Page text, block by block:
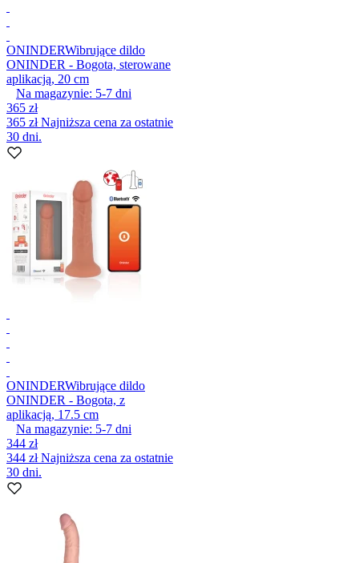
ONINDERWibrujące dildo
ONINDER - Bogota, sterowane
aplikacją, 20 cm
Na magazynie: 5-7 dni
365 zł
365 złNajniższa cena za ostatnie
30 dni.
ONINDERWibrujące dildo
ONINDER - Bogota, z
aplikacją, 17.5 cm
Na magazynie: 5-7 dni
344 zł
344 złNajniższa cena za ostatnie
30 dni.